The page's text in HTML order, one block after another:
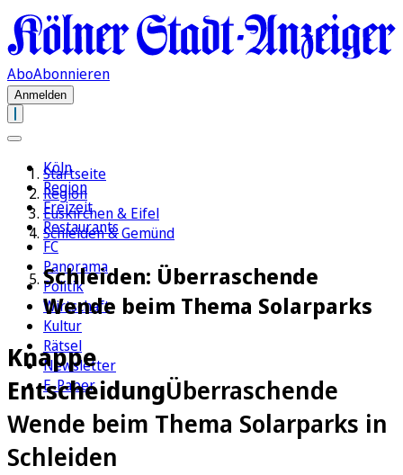
AboAbonnieren
Anmelden
Köln
Region
Freizeit
Restaurants
FC
Panorama
Politik
Wirtschaft
Kultur
Rätsel
Newsletter
E-Paper
Startseite
Region
Euskirchen & Eifel
Schleiden & Gemünd
Schleiden: Überraschende
Wende beim Thema Solarparks
Knappe
EntscheidungÜberraschende
Wende beim Thema Solarparks in
Schleiden